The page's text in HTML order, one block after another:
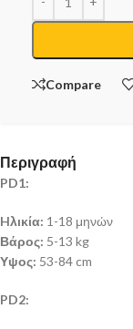
Compare
Περιγραφή
PD1:
Hλικία: 1-18 μηνών
Βάρος: 5-13 kg
Υψος: 53-84 cm
PD2: